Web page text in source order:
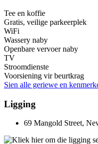
Tee en koffie
Gratis, veilige parkeerplek
WiFi
Wassery naby
Openbare vervoer naby
TV
Stroomdienste
Voorsiening vir beurtkrag
Sien alle geriewe en
Ligging
69 Mangold Street,